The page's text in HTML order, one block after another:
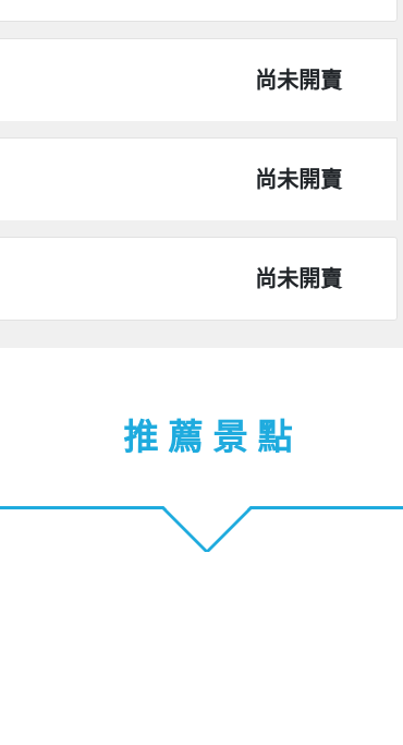
尚未開賣
尚未開賣
尚未開賣
推 薦 景 點